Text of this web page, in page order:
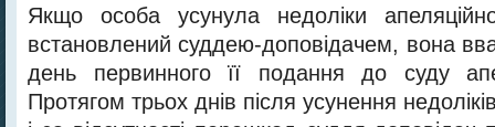
Якщо особа усунула недоліки
встановлений суддею-доповідачем, вона
день первинного її подання до суду
Протягом трьох днів після усунення